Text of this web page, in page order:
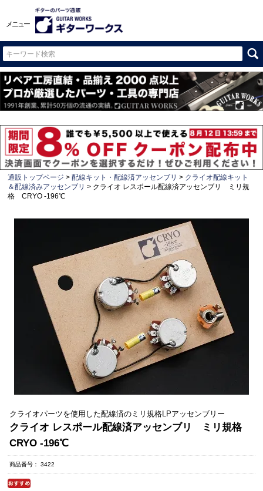
メニュー
通販トップページ 配線キット・配線済アッセンブリ
クライオ配線キット
＆配線済みアッセンブリ
クライオ レスポール配線済アッセンブリ ミリ規
格 CRYO -196℃
クライオパーツを使用した配線済のミリ規格LPアッセンブリー
クライオ レスポール配線済アッセンブリ ミリ規格
CRYO -196℃
商品番号 3422